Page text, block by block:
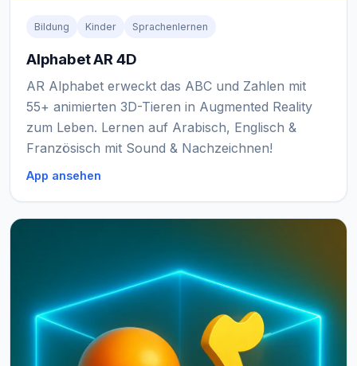
Bildung Kinder Sprachenlernen
Alphabet AR 4D
AR Alphabet erweckt das ABC und Zahlen mit
55+ animierten 3D-Tieren in Augmented Reality
zum Leben. Lernen auf Arabisch, Englisch &
Französisch mit Sound & Nachzeichnen!
App ansehen